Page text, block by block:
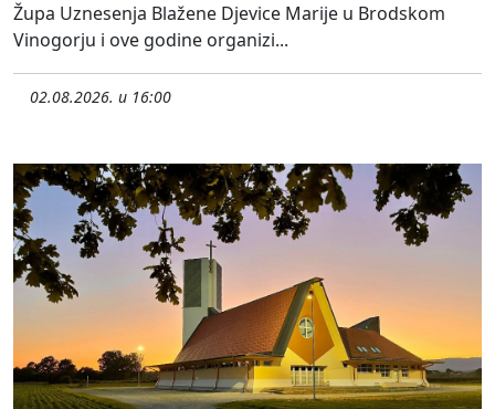
Župa Uznesenja Blažene Djevice Marije u Brodskom
Vinogorju i ove godine organizi...
02.08.2026. u 16:00